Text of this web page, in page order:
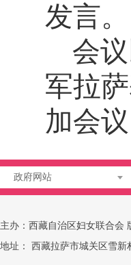
发言。
会
军拉
加会议
政府网站
主办：西藏自治区妇女联合会
地址： 西藏拉萨市城关区雪新